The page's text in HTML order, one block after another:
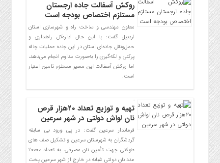
روکش آسفالت جاده ارجستان
مستلزم اختصاص بودجه است
معاون مهندسی و ساخت راه و شهرسازی استان
اردبیل گفت: با این حال اداره‌کل راهداری و
حمل‌ونقل جاده‌ای استان در این جاده عملیات چاله
پرکنی و لکه‌گیری را به‌صورت مداوم انجام می‌دهد،
اما روکش آسفالت این مسیر مستلزم تامین اعتبار
است.
تهیه و توزیع تعداد ۲۰هزار قرص
نان لواش دولتی در شهر سرعین
فرماندار سرعین گفت: در پی ورود بی سابقه
گردشگران به‌ شهرستان سرعین و تشکیل صف های
طولانی جهت تأمین نان مصرفی، به تعداد ۲۰۰۰۰
عدد نان دولتی شبانه در خارج از شهر سرعین پخت